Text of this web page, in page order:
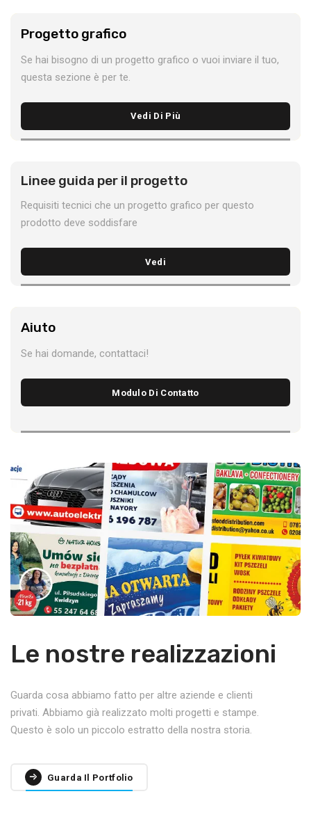
Progetto grafico
Se hai bisogno di un progetto grafico o vuoi inviare il tuo,
questa sezione è per te.
Vedi Di Più
Linee guida per il progetto
Requisiti tecnici che un progetto grafico per questo
prodotto deve soddisfare
Vedi
Aiuto
Se hai domande, contattaci!
Modulo Di Contatto
Le nostre realizzazioni
Guarda cosa abbiamo fatto per altre aziende e clienti
privati. Abbiamo già realizzato molti progetti e stampe.
Questo è solo un piccolo estratto della nostra storia.
Guarda Il Portfolio